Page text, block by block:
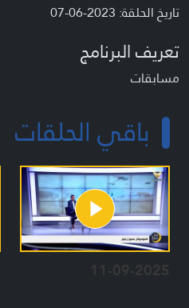
تاريخ الحلقة: 2023-06-07
تعريف البرنامج
مسابقات
باقي الحلقات
11-09-2025